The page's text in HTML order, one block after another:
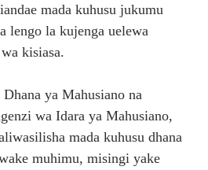
mada kuhusu jukumu
lengo la kujenga uelewa
kisiasa.
ya Mahusiano na
wa Idara ya Mahusiano,
mada kuhusu dhana
muhimu, misingi yake